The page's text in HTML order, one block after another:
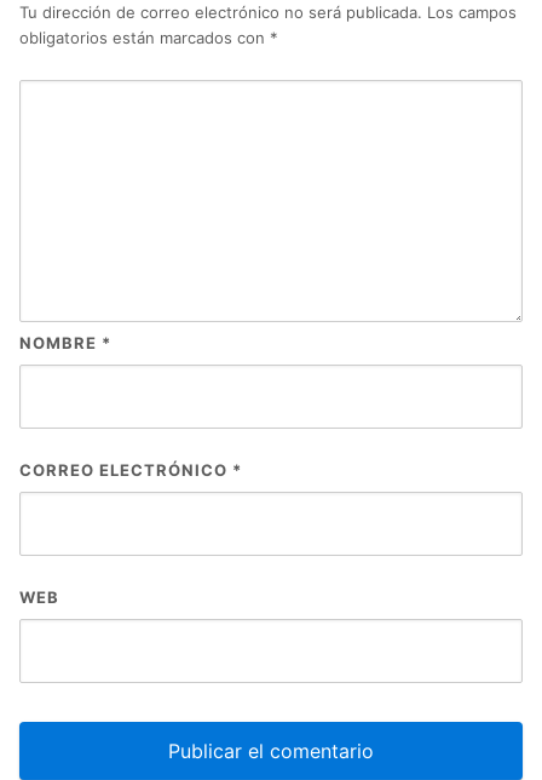
Tu dirección de correo electrónico no será publicada. Los campos
obligatorios están marcados con *
NOMBRE *
CORREO ELECTRÓNICO *
WEB